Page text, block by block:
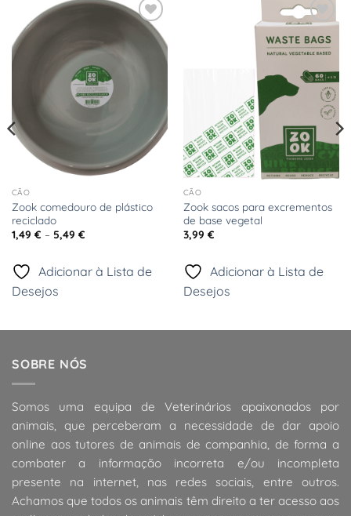
Adicionar
à Lista
CÃO
Zook comedouro de plástico
reciclado
1,49 € – 5,49 €Price
5,49 €
Adicionar à Lista de
Desejos
à Lista
de
CÃO
Zook sacos para excrementos
de base vegetal
3,99 €
Adicionar à Lista de
Desejos
SOBRE NÓS
Somos uma equipa de Veterinários apaixonados por
animais, que perceberam a necessidade de dar apoio
online aos tutores de animais de companhia, de forma a
combater a informação incorreta e/ou incompleta
presente na internet, nas redes sociais, entre outros.
Achamos que todos os animais têm direito a ter acesso aos